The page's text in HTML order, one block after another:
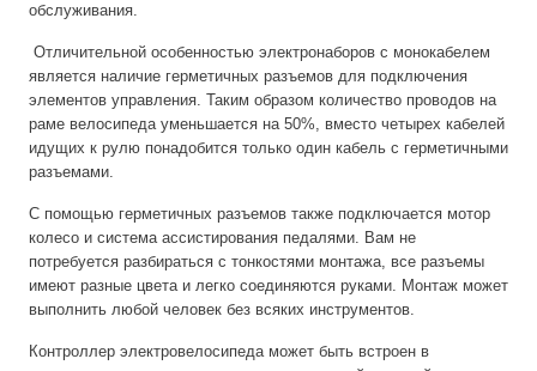
обслуживания.
Отличительной особенностью электронаборов с монокабелем
является наличие герметичных разъемов для подключения
элементов управления. Таким образом количество проводов на
раме велосипеда уменьшается на 50%, вместо четырех кабелей
идущих к рулю понадобится только один кабель с герметичными
разъемами.
С помощью герметичных разъемов также подключается мотор
колесо и система ассистирования педалями. Вам не
потребуется разбираться с тонкостями монтажа, все разъемы
имеют разные цвета и легко соединяются руками. Монтаж может
выполнить любой человек без всяких инструментов.
Контроллер электровелосипеда может быть встроен в